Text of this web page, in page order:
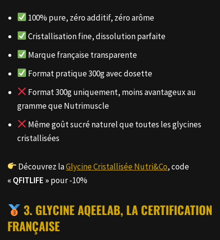
100% pure, zéro additif, zéro arôme
Cristallisation fine, dissolution parfaite
Marque française transparente
Format pratique 300g avec dosette
Format 300g uniquement, moins avantageux au
gramme que Nutrimuscle
Même goût sucré naturel que toutes les glycines
cristallisées
Découvrez laGlycine Cristallisée Nutri&Co, code
« QFITLIFE » pour -10%
3. GLYCINE AQEELAB, LA CERTIFICATION
FRANÇAISE